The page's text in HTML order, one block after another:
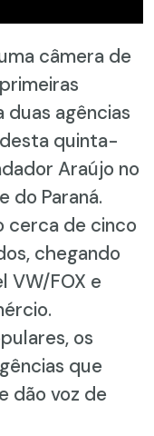
câmera de
agências
quinta-
Araújo no
do Paraná.
cerca de cinco
chegando
VW/FOX e
os
que
dão voz de